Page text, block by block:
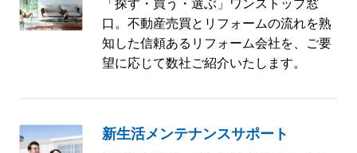
「探す・買う・選ぶ」ワンストップ窓
口。不動産売買とリフォームの流れを熟
知した信頼あるリフォーム会社を、ご要
望に応じて数社ご紹介いたします。
新生活メンテナンスサポート